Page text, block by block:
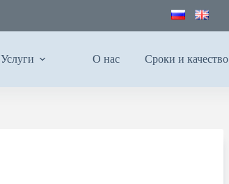
Услуги О нас Сроки и качество